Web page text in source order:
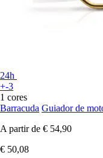
24h
+-3
1 cores
Barracuda Guiador de
A partir de € 54,90
€ 50,08